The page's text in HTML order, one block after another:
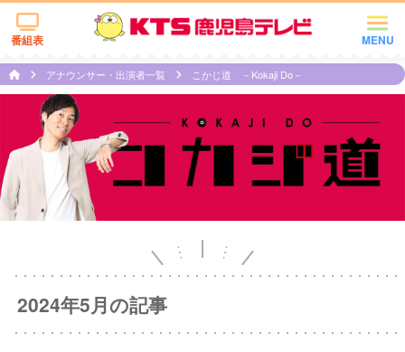
MENU
番組表
アナウンサー・出演者一覧 こかじ道 －Kokaji Do－
2024年5月の記事